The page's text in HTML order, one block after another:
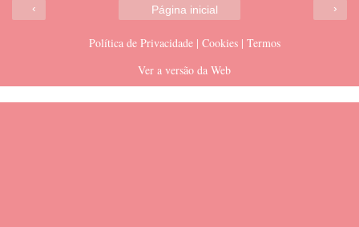
‹ ›
Página inicial
Política de Privacidade | Cookies | Termos
Ver a versão da Web